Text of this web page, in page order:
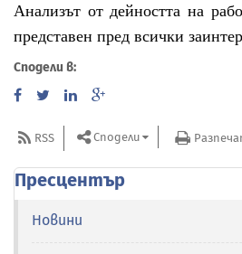
Анализът от дейността на
представен пред всички
Сподели в:
RSS Сподели
Пресцентър
Новини